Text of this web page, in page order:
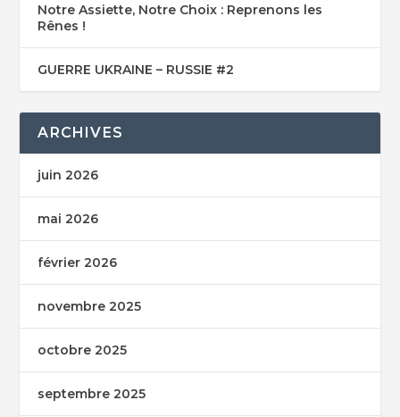
Notre Assiette, Notre Choix : Reprenons les
Rênes !
GUERRE UKRAINE – RUSSIE #2
ARCHIVES
juin 2026
mai 2026
février 2026
novembre 2025
octobre 2025
septembre 2025